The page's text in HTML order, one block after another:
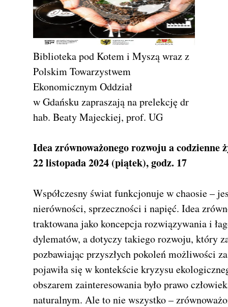
Biblioteka pod Kotem i Myszą wraz z
Polskim Towarzystwem
Ekonomicznym Oddział
w Gdańsku zapraszają na prelekcję dr
hab. Beaty Majeckiej, prof. UG
Idea zrównoważonego rozwoju a codzienne
22 listopada 2024 (piątek), godz. 17
Współczesny świat funkcjonuje w chaosie –
nierówności, sprzeczności i napięć. Idea
traktowana jako koncepcja rozwiązywania i
dylematów, a dotyczy takiego rozwoju, który
pozbawiając przyszłych pokoleń możliwości
pojawiła się w kontekście kryzysu
obszarem zainteresowania było prawo
naturalnym. Ale to nie wszystko –